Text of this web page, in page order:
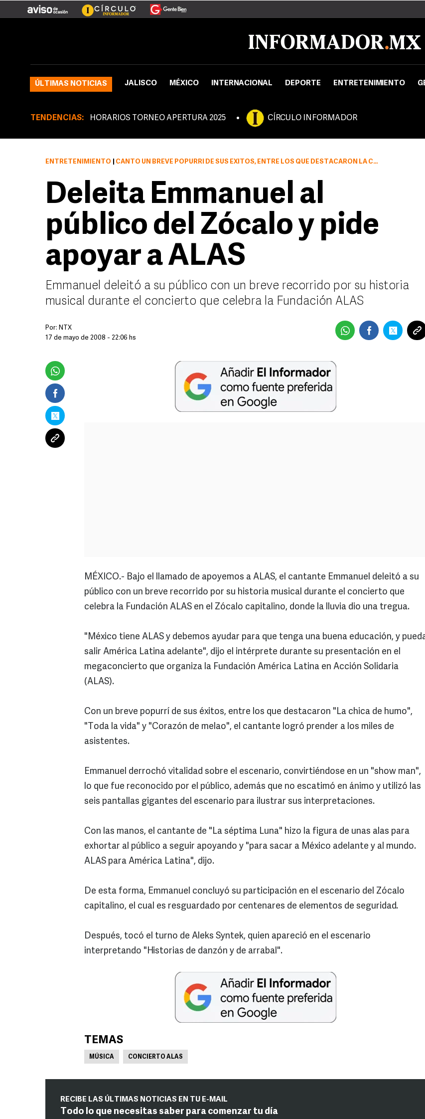
ÚLTIMAS NOTICIAS JALISCO MÉXICO INTERNACIONAL DEPORTE ENTRETENIMIENTO
TENDENCIAS: HORARIOS TORNEO APERTURA 2025 CÍRCULO INFORMADOR
ENTRETENIMIENTO CANTÓ UN BREVE POPURRÍ DE SUS ÉXITOS, ENTRE LOS QUE DESTACARON LA CHICA DE HUMO, TODA LA VIDA Y CORAZÓN DE MELAO
Deleita Emmanuel al
público del Zócalo y pide
apoyar a ALAS
Emmanuel deleitó a su público con un breve recorrido por su historia
musical durante el concierto que celebra la Fundación ALAS
Por: NTX
17 de mayo de 2008 - 22:06 hs
MÉXICO.- Bajo el llamado de apoyemos a ALAS, el cantante Emmanuel deleitó a su
público con un breve recorrido por su historia musical durante el concierto que
celebra la Fundación ALAS en el Zócalo capitalino, donde la lluvia dio una tregua.
"México tiene ALAS y debemos ayudar para que tenga una buena educación, y
salir América Latina adelante", dijo el intérprete durante su presentación en el
megaconcierto que organiza la Fundación América Latina en Acción Solidaria
(ALAS).
Con un breve popurrí de sus éxitos, entre los que destacaron "La chica de humo",
"Toda la vida" y "Corazón de melao", el cantante logró prender a los miles de
asistentes.
Emmanuel derrochó vitalidad sobre el escenario, convirtiéndose en un "show man",
lo que fue reconocido por el público, además que no escatimó en ánimo y utilizó las
seis pantallas gigantes del escenario para ilustrar sus interpretaciones.
Con las manos, el cantante de "La séptima Luna" hizo la figura de unas alas para
exhortar al público a seguir apoyando y "para sacar a México adelante y al mundo.
ALAS para América Latina", dijo.
De esta forma, Emmanuel concluyó su participación en el escenario del Zócalo
capitalino, el cual es resguardado por centenares de elementos de seguridad.
Después, tocó el turno de Aleks Syntek, quien apareció en el escenario
interpretando "Historias de danzón y de arrabal".
TEMAS
MÚSICA CONCIERTO ALAS
RECIBE LAS ÚLTIMAS NOTICIAS EN TU E-MAIL
Todo lo que necesitas saber para comenzar tu día